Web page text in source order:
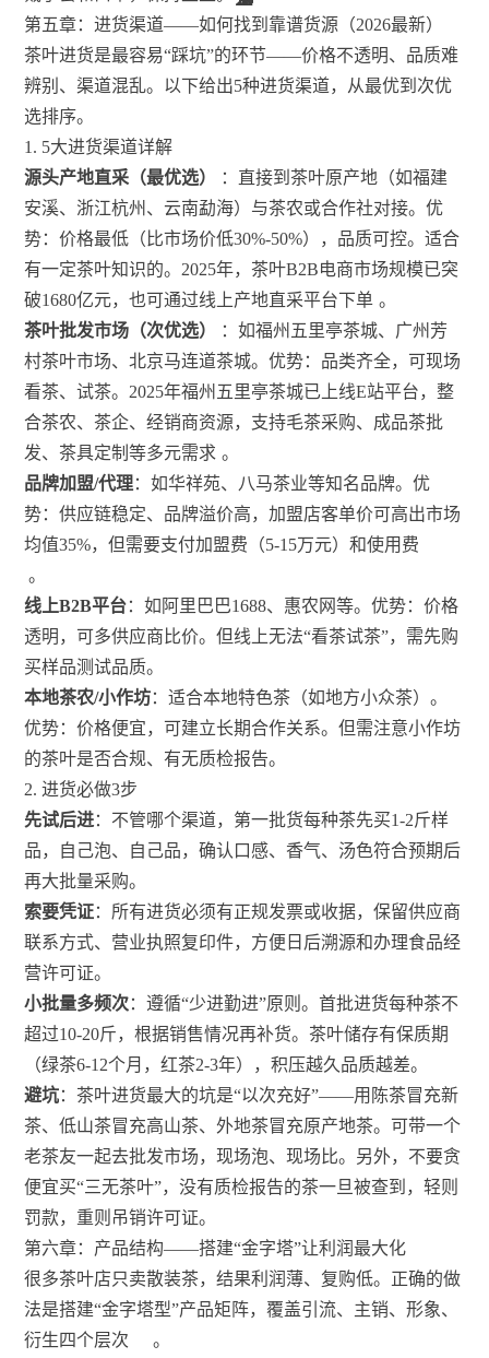
第五章：进货渠道——如何找到靠谱货源（2026最新）
茶叶进货是最容易“踩坑”的环节——价格不透明、品质难
辨别、渠道混乱。以下给出5种进货渠道，从最优到次优
选排序。
1. 5大进货渠道详解
源头产地直采（最优选）
：直接到茶叶原产地（如福建
安溪、浙江杭州、云南勐海）与茶农或合作社对接。优
势：价格最低（比市场价低30%-50%），品质可控。适合
有一定茶叶知识的。2025年，茶叶B2B电商市场规模已突
破1680亿元，也可通过线上产地直采平台下单 。
茶叶批发市场（次优选）
：如福州五里亭茶城、广州芳
村茶叶市场、北京马连道茶城。优势：品类齐全，可现场
看茶、试茶。2025年福州五里亭茶城已上线E站平台，整
合茶农、茶企、经销商资源，支持毛茶采购、成品茶批
发、茶具定制等多元需求 。
品牌加盟/代理：如华祥苑、八马茶业等知名品牌。优
势：供应链稳定、品牌溢价高，加盟店客单价可高出市场
均值35%，但需要支付加盟费（5-15万元）和使用费
。
线上B2B平台：如阿里巴巴1688、惠农网等。优势：价格
透明，可多供应商比价。但线上无法“看茶试茶”，需先购
买样品测试品质。
本地茶农/小作坊：适合本地特色茶（如地方小众茶）。
优势：价格便宜，可建立长期合作关系。但需注意小作坊
的茶叶是否合规、有无质检报告。
2. 进货必做3步
先试后进：不管哪个渠道，第一批货每种茶先买1-2斤样
品，自己泡、自己品，确认口感、香气、汤色符合预期后
再大批量采购。
索要凭证：所有进货必须有正规发票或收据，保留供应商
联系方式、营业执照复印件，方便日后溯源和办理食品经
营许可证。
小批量多频次：遵循“少进勤进”原则。首批进货每种茶不
超过10-20斤，根据销售情况再补货。茶叶储存有保质期
（绿茶6-12个月，红茶2-3年），积压越久品质越差。
避坑：茶叶进货最大的坑是“以次充好”——用陈茶冒充新
茶、低山茶冒充高山茶、外地茶冒充原产地茶。可带一个
老茶友一起去批发市场，现场泡、现场比。另外，不要贪
便宜买“三无茶叶”，没有质检报告的茶一旦被查到，轻则
罚款，重则吊销许可证。
第六章：产品结构——搭建“金字塔”让利润最大化
很多茶叶店只卖散装茶，结果利润薄、复购低。正确的做
法是搭建“金字塔型”产品矩阵，覆盖引流、主销、形象、
衍生四个层次
。